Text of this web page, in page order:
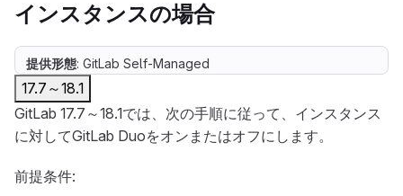
インスタンスの場合
提供形態: GitLab Self-Managed
17.7～18.1
GitLab 17.7～18.1では、次の手順に従って、インスタンス
に対してGitLab Duoをオンまたはオフにします。
前提条件: